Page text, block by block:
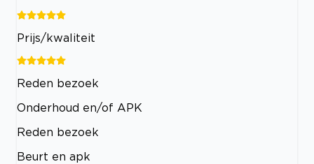
Prijs/kwaliteit
Reden bezoek
Onderhoud en/of APK
Reden bezoek
Beurt en apk